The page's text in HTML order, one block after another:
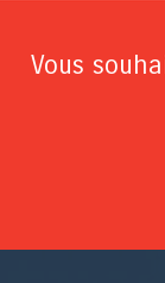
Vous